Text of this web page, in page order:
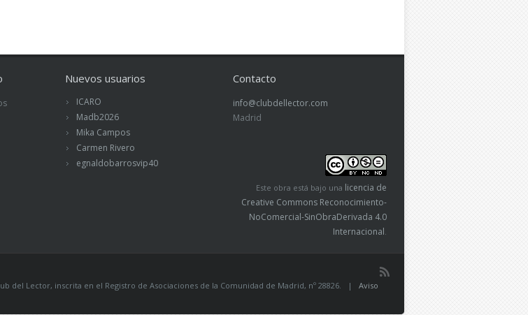
Nuevos usuarios
ICARO
Madb2026
Mika Campos
Carmen Rivero
egnaldobarrosvip40
Contacto
info@clubdellector.com
Madrid
Este obra está bajo una licencia de
Creative Commons Reconocimiento-
NoComercial-SinObraDerivada 4.0
Internacional
del Lector, inscrita en el Registro de Asociaciones de la Comunidad de Madrid, nº 28826. | Aviso